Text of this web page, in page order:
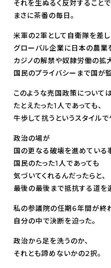
それを生ぬるく反対すること
まさに茶番の毎日。
米軍の2軍として自衛隊を差
グローバル企業に日本の農業
カジノの解禁や奴隷労働の拡
国民のプライバシーまで国が
このような売国政策については
たとえたった1人であっても、
牛歩して抗うというスタイルで
政治の場が
国の更なる破壊を進めている
国民のたった1人であっても
気づいてくれるんだったらと、
最後の最後まで抵抗する道を
私の参議院の任期6年間が終
自分の中で決断を迫った。
政治から足を洗うのか、
それとも諦めないかの2択。